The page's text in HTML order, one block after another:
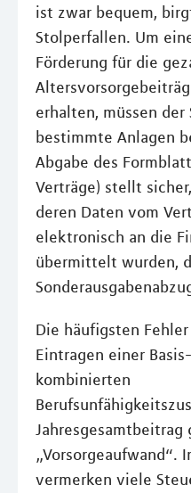
ist zwar bequem,
Stolperfallen. Um
Förderung für die
erhalten, müssen
bestimmte Anlagen
Abgabe des
Verträge) stellt
deren Daten vom
elektronisch an die
übermittelt wurden,
Die häufigsten
Eintragen einer
kombinierten
„Vorsorgeaufwand“.
vermerken viele